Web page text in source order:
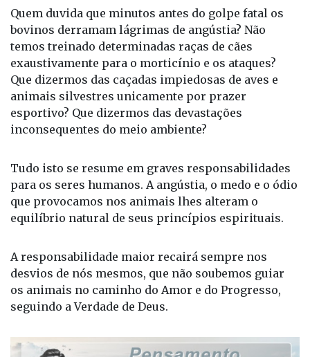
Quem duvida que minutos antes do golpe fatal os
bovinos derramam lágrimas de angústia? Não
temos treinado determinadas raças de cães
exaustivamente para o morticínio e os ataques?
Que dizermos das caçadas impiedosas de aves e
animais silvestres unicamente por prazer
esportivo? Que dizermos das devastações
inconsequentes do meio ambiente?
Tudo isto se resume em graves responsabilidades
para os seres humanos. A angústia, o medo e o ódio
que provocamos nos animais lhes alteram o
equilíbrio natural de seus princípios espirituais.
A responsabilidade maior recairá sempre nos
desvios de nós mesmos, que não soubemos guiar
os animais no caminho do Amor e do Progresso,
seguindo a Verdade de Deus.